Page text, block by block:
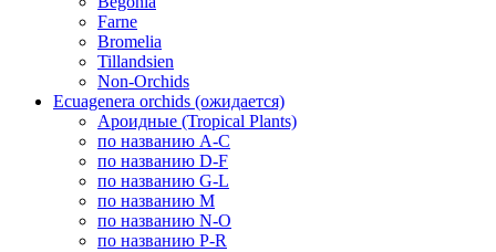
Farne
Bromelia
Tillandsien
Non-Orchids
Ecuagenera orchids (ожидается)
Ароидные (Tropical Plants)
по названию A-C
по названию D-F
по названию G-L
по названию M
по названию N-O
по названию P-R